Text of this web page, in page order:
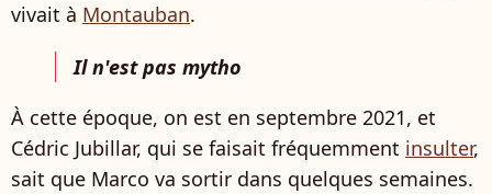
vivait à Montauban.
Il n'est pas mytho
À cette époque, on est en septembre 2021, et
Cédric Jubillar, qui se faisait fréquemment insulter,
sait que Marco va sortir dans quelques semaines.